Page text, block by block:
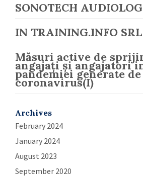
SONOTECH
IN TRAINING.INFO SRL
Măsuri active de
angajați și angajatori
pandemiei generate de
coronavirus(I)
Archives
February 2024
January 2024
August 2023
September 2020